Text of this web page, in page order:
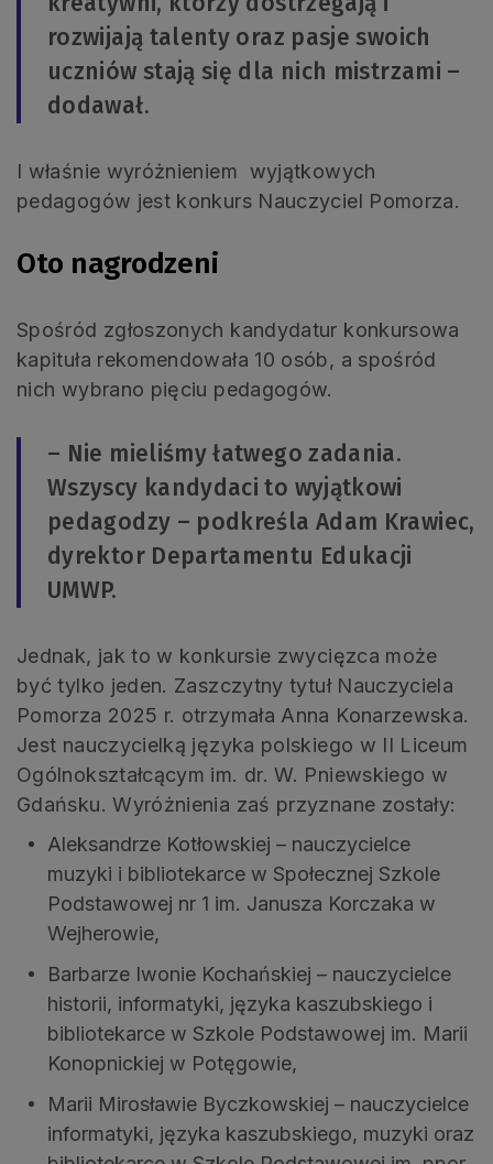
rozwijają talenty oraz pasje swoich
uczniów stają się dla nich mistrzami –
dodawał.
I właśnie wyróżnieniem wyjątkowych
pedagogów jest konkurs Nauczyciel Pomorza.
Oto nagrodzeni
Spośród zgłoszonych kandydatur konkursowa
kapituła rekomendowała 10 osób, a spośród
nich wybrano pięciu pedagogów.
– Nie mieliśmy łatwego zadania.
Wszyscy kandydaci to wyjątkowi
pedagodzy – podkreśla Adam Krawiec,
dyrektor Departamentu Edukacji
UMWP.
Jednak, jak to w konkursie zwycięzca może
być tylko jeden. Zaszczytny tytuł Nauczyciela
Pomorza 2025 r. otrzymała Anna Konarzewska.
Jest nauczycielką języka polskiego w II Liceum
Ogólnokształcącym im. dr. W. Pniewskiego w
Gdańsku. Wyróżnienia zaś przyznane zostały:
Aleksandrze Kotłowskiej – nauczycielce
muzyki i bibliotekarce w Społecznej Szkole
Podstawowej nr 1 im. Janusza Korczaka w
Wejherowie,
Barbarze Iwonie Kochańskiej – nauczycielce
historii, informatyki, języka kaszubskiego i
bibliotekarce w Szkole Podstawowej im. Marii
Konopnickiej w Potęgowie,
Marii Mirosławie Byczkowskiej – nauczycielce
informatyki, języka kaszubskiego, muzyki oraz